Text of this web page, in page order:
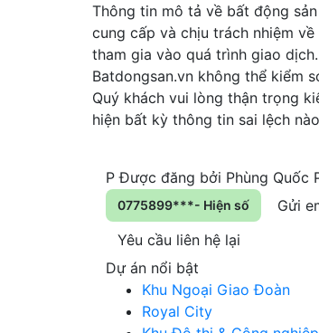
Thông tin mô tả về bất động sản
cung cấp và chịu trách nhiệm
tham gia vào quá trình giao
Batdongsan.vn không thể kiểm
Quý khách vui lòng thận trọng
hiện bất kỳ thông tin sai lệch
P Được đăng bởi Phùng Quốc
0775899***- Hiện số
Gửi
Yêu cầu liên hệ lại
Dự án nổi bật
Khu Ngoại Giao Đoàn
Royal City